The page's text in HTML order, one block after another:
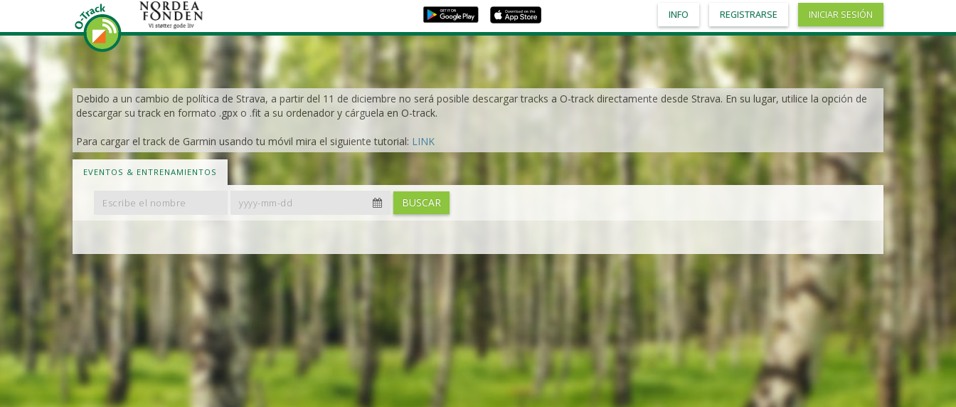
Debido a un cambio de política de Strava, a partir del 11 de diciembre no será posible descargar tracks a O-track directamente desde Strava. En su lugar, utilice la opción de
descargar su track en formato .gpx o .fit a su ordenador y cárguela en O-track.
Para cargar el track de Garmin usando tu móvil mira el siguiente tutorial: LINK
EVENTOS & ENTRENAMIENTOS
Filter
By
By
BUSCAR
INFO REGISTRARSE INICIAR SESIÓN